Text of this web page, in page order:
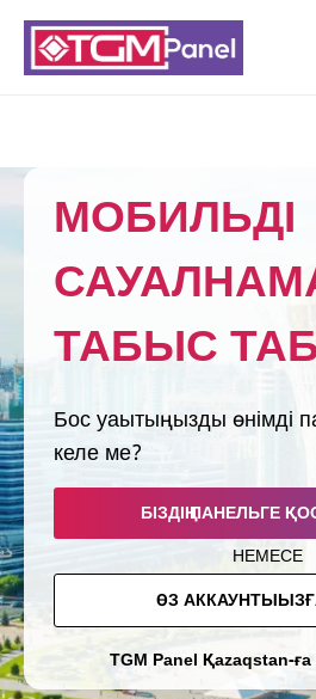
МОБИЛЬДІ
ТАБЫС
Бос уақытыңызды өнімді
келе ме?
БІЗДІҢ ПАНЕЛЬГЕ
НЕМЕСЕ
ӨЗ АККАУНТЫҢЫЗҒА
TGM Panel Қazaqstan-ға